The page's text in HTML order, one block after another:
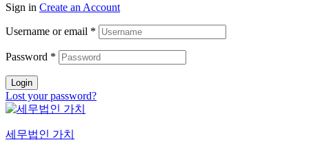
Sign in Create an Account
Username or email *
Password *
Login
Lost your password?
세무법인 가치